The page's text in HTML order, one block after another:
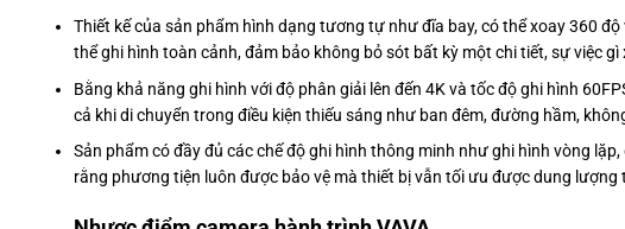
Thiết kế của sản phẩm hình dạng tương tự như đĩa bay, có thể xoay 360
thể ghi hình toàn cảnh, đảm bảo không bỏ sót bất kỳ một chi tiết, sự việc
Bằng khả năng ghi hình với độ phân giải lên đến 4K và tốc độ ghi hình
cả khi di chuyển trong điều kiện thiếu sáng như ban đêm, đường hầm,
Sản phẩm có đầy đủ các chế độ ghi hình thông minh như ghi hình vòng
rằng phương tiện luôn được bảo vệ mà thiết bị vẫn tối ưu được dung lượng